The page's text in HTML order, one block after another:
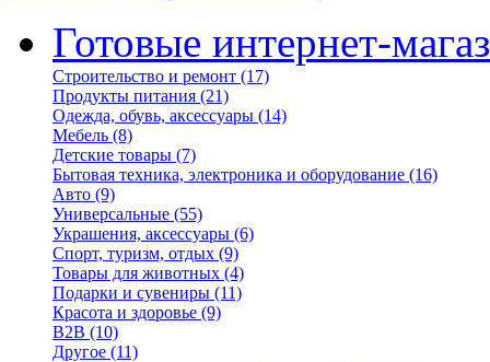
Готовые интернет-
Строительство и ремонт (17)
Продукты питания (21)
Одежда, обувь, аксессуары (14)
Мебель (8)
Детские товары (7)
Бытовая техника, электроника и оборудование (16)
Авто (9)
Универсальные (55)
Украшения, аксессуары (6)
Спорт, туризм, отдых (9)
Товары для животных (4)
Подарки и сувениры (11)
Красота и здоровье (9)
B2B (10)
Другое (11)